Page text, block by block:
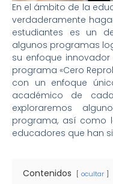
En el ámbito de la
verdaderamente
estudiantes es un
algunos programas
su enfoque
programa «Cero
con un enfoque
académico de
exploraremos
programa, así como
educadores que han
Contenidos ocultar